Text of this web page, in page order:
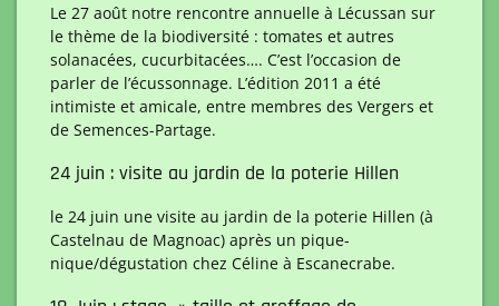
Le 27 août notre rencontre annuelle à Lécussan sur
le thème de la biodiversité : tomates et autres
solanacées, cucurbitacées…. C’est l’occasion de
parler de l’écussonnage. L’édition 2011 a été
intimiste et amicale, entre membres des Vergers et
de Semences-Partage.
24 juin : visite au jardin de la poterie Hillen
le 24 juin une visite au jardin de la poterie Hillen (à
Castelnau de Magnoac) après un pique-
nique/dégustation chez Céline à Escanecrabe.